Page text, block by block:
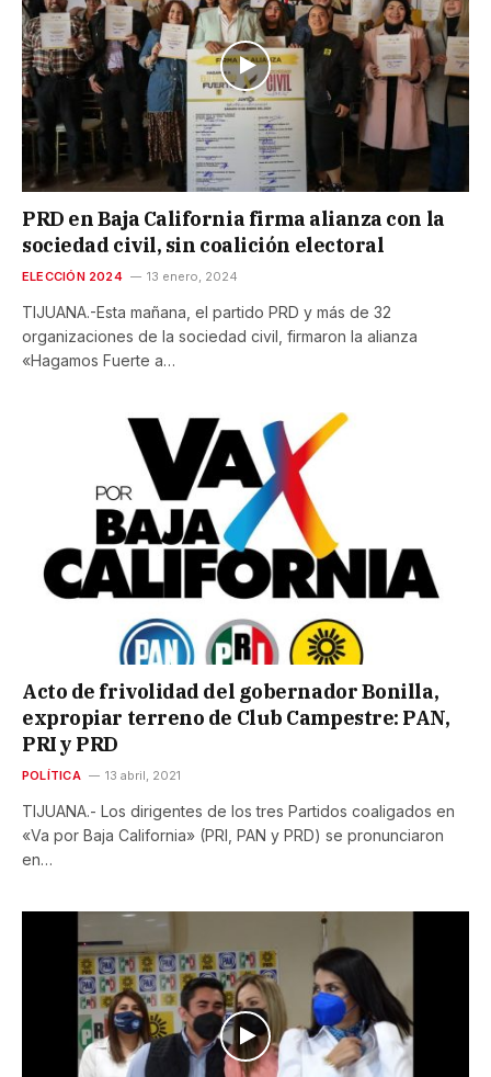
PRD en Baja California firma alianza con la
sociedad civil, sin coalición electoral
ELECCIÓN 2024 13 enero, 2024
TIJUANA.-Esta mañana, el partido PRD y más de 32
organizaciones de la sociedad civil, firmaron la alianza
«Hagamos Fuerte a…
Acto de frivolidad del gobernador Bonilla,
expropiar terreno de Club Campestre: PAN,
PRI y PRD
POLÍTICA 13 abril, 2021
TIJUANA.- Los dirigentes de los tres Partidos coaligados en
«Va por Baja California» (PRI, PAN y PRD) se pronunciaron
en…